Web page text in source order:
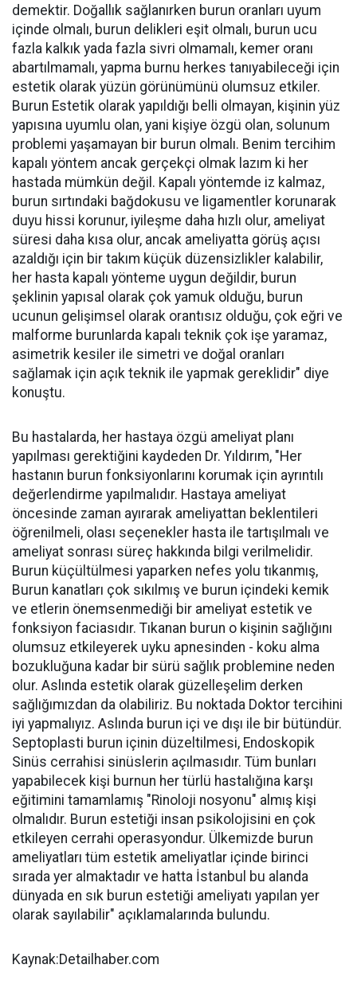
demektir. Doğallık sağlanırken burun oranları uyum
içinde olmalı, burun delikleri eşit olmalı, burun ucu
fazla kalkık yada fazla sivri olmamalı, kemer oranı
abartılmamalı, yapma burnu herkes tanıyabileceği için
estetik olarak yüzün görünümünü olumsuz etkiler.
Burun Estetik olarak yapıldığı belli olmayan, kişinin yüz
yapısına uyumlu olan, yani kişiye özgü olan, solunum
problemi yaşamayan bir burun olmalı. Benim tercihim
kapalı yöntem ancak gerçekçi olmak lazım ki her
hastada mümkün değil. Kapalı yöntemde iz kalmaz,
burun sırtındaki bağdokusu ve ligamentler korunarak
duyu hissi korunur, iyileşme daha hızlı olur, ameliyat
süresi daha kısa olur, ancak ameliyatta görüş açısı
azaldığı için bir takım küçük düzensizlikler kalabilir,
her hasta kapalı yönteme uygun değildir, burun
şeklinin yapısal olarak çok yamuk olduğu, burun
ucunun gelişimsel olarak orantısız olduğu, çok eğri ve
malforme burunlarda kapalı teknik çok işe yaramaz,
asimetrik kesiler ile simetri ve doğal oranları
sağlamak için açık teknik ile yapmak gereklidir" diye
konuştu.
Bu hastalarda, her hastaya özgü ameliyat planı
yapılması gerektiğini kaydeden Dr. Yıldırım, "Her
hastanın burun fonksiyonlarını korumak için ayrıntılı
değerlendirme yapılmalıdır. Hastaya ameliyat
öncesinde zaman ayırarak ameliyattan beklentileri
öğrenilmeli, olası seçenekler hasta ile tartışılmalı ve
ameliyat sonrası süreç hakkında bilgi verilmelidir.
Burun küçültülmesi yaparken nefes yolu tıkanmış,
Burun kanatları çok sıkılmış ve burun içindeki kemik
ve etlerin önemsenmediği bir ameliyat estetik ve
fonksiyon faciasıdır. Tıkanan burun o kişinin sağlığını
olumsuz etkileyerek uyku apnesinden - koku alma
bozukluğuna kadar bir sürü sağlık problemine neden
olur. Aslında estetik olarak güzelleşelim derken
sağlığımızdan da olabiliriz. Bu noktada Doktor tercihini
iyi yapmalıyız. Aslında burun içi ve dışı ile bir bütündür.
Septoplasti burun içinin düzeltilmesi, Endoskopik
Sinüs cerrahisi sinüslerin açılmasıdır. Tüm bunları
yapabilecek kişi burnun her türlü hastalığına karşı
eğitimini tamamlamış "Rinoloji nosyonu" almış kişi
olmalıdır. Burun estetiği insan psikolojisini en çok
etkileyen cerrahi operasyondur. Ülkemizde burun
ameliyatları tüm estetik ameliyatlar içinde birinci
sırada yer almaktadır ve hatta İstanbul bu alanda
dünyada en sık burun estetiği ameliyatı yapılan yer
olarak sayılabilir" açıklamalarında bulundu.
Kaynak:Detailhaber.com